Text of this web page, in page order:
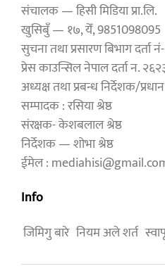
संचालक — हिसी मिडिया प्रा.लि.
खुसिबुँ — १७, येँ, 9851098095
सुचना तथा प्रसारण बिभाग
प्रेस काउन्सिल नेपाल दर्ता न.
अध्यक्ष तथा प्रबन्ध निर्देशक/
सम्पादक : रसिया श्रेष्ठ
संरक्षक- केशबलाल श्रेष्ठ
निर्देशक — शोभा श्रेष्ठ
ईमेल :
Info
जिमिगु बारे नियम अले शर्त